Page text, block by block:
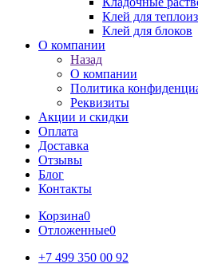
Клей для
Клей для блоков
О компании
Назад
О компании
Политика
Реквизиты
Акции и скидки
Оплата
Доставка
Отзывы
Блог
Контакты
Корзина0
Отложенные0
+7 499 350 00 92